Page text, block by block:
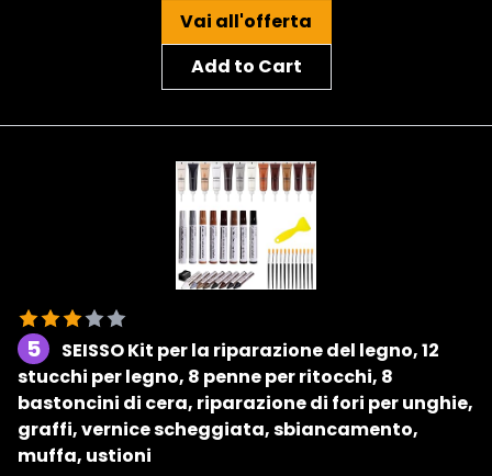
Vai all'offerta
Add to Cart
5
SEISSO Kit per la riparazione del legno, 12
stucchi per legno, 8 penne per ritocchi, 8
bastoncini di cera, riparazione di fori per unghie,
graffi, vernice scheggiata, sbiancamento,
muffa, ustioni